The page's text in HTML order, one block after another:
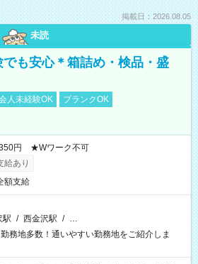
掲載日：2026.08.05
未読
も安心＊箱詰め・検品・盛
人未経験OK
ブランクOK
円 ★Wワーク不可
給あり
額支給
駅 / 西金沢駅 / …
務地多数！通いやすい勤務地をご紹介しま